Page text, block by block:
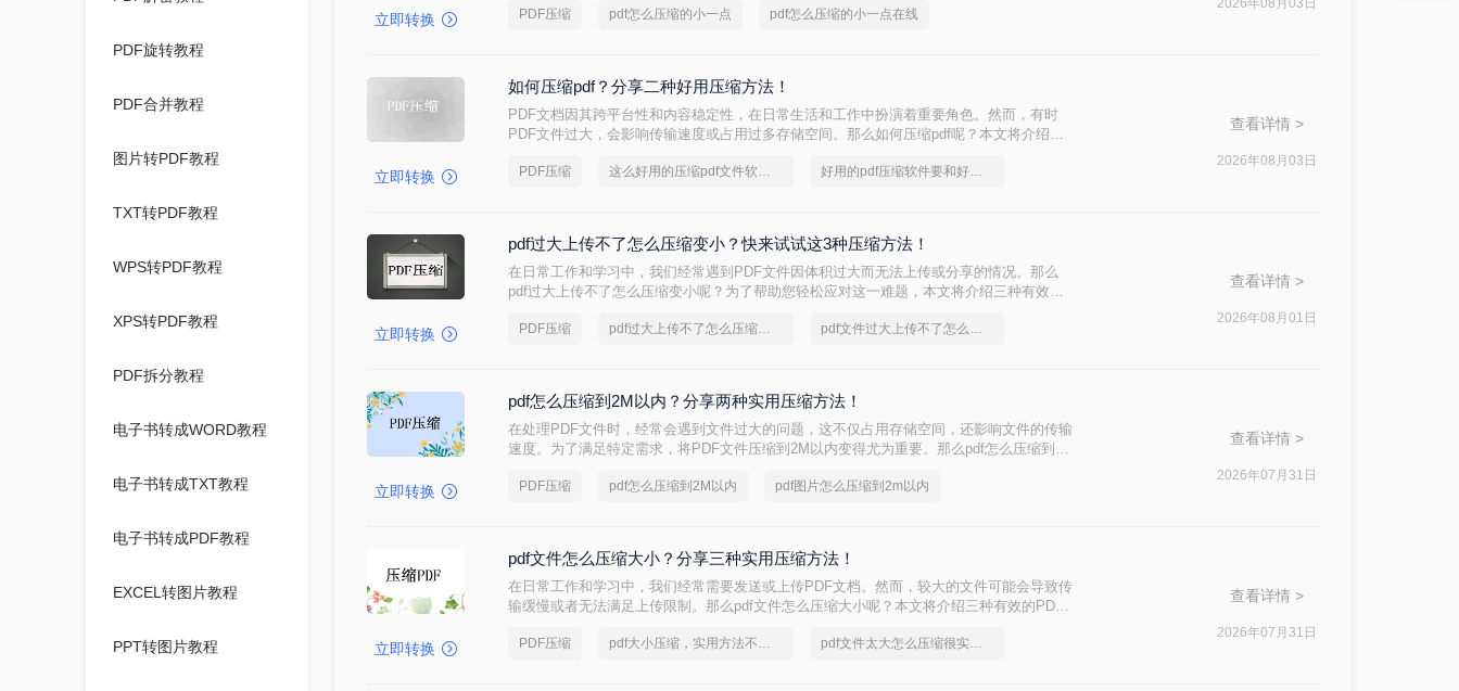
PDF旋转教程
PDF合并教程
图片转PDF教程
TXT转PDF教程
WPS转PDF教程
XPS转PDF教程
PDF拆分教程
电子书转成WORD教程
电子书转成TXT教程
电子书转成PDF教程
EXCEL转图片教程
PPT转图片教程
立即转换 PDF压缩 pdf怎么压缩的小一点 pdf怎么压缩的小一点在线
2026年08月03日
立即转换
如何压缩pdf？分享二种好用压缩方法！
PDF文档因其跨平台性和内容稳定性，在日常生活和工作中扮演着重要角色。然而，有时
PDF文件过大，会影响传输速度或占用过多存储空间。那么如何压缩pdf呢？本文将介绍两
PDF压缩 这么好用的压缩pdf文件软件，我一定要分享 好用的pdf压缩软件要和好朋友分享
查看详情 >
2026年08月03日
立即转换
pdf过大上传不了怎么压缩变小？快来试试这3种压缩方法！
在日常工作和学习中，我们经常遇到PDF文件因体积过大而无法上传或分享的情况。那么
pdf过大上传不了怎么压缩变小呢？为了帮助您轻松应对这一难题，本文将介绍三种有效的
PDF压缩 pdf过大上传不了怎么压缩变小 pdf文件过大上传不了怎么压缩变小
查看详情 >
2026年08月01日
立即转换
pdf怎么压缩到2M以内？分享两种实用压缩方法！
在处理PDF文件时，经常会遇到文件过大的问题，这不仅占用存储空间，还影响文件的传输
速度。为了满足特定需求，将PDF文件压缩到2M以内变得尤为重要。那么pdf怎么压缩到
PDF压缩 pdf怎么压缩到2M以内 pdf图片怎么压缩到2m以内
查看详情 >
2026年07月31日
立即转换
pdf文件怎么压缩大小？分享三种实用压缩方法！
在日常工作和学习中，我们经常需要发送或上传PDF文档。然而，较大的文件可能会导致传
输缓慢或者无法满足上传限制。那么pdf文件怎么压缩大小呢？本文将介绍三种有效的PDF
PDF压缩 pdf大小压缩，实用方法不要错过 pdf文件太大怎么压缩很实用的方法
查看详情 >
2026年07月31日